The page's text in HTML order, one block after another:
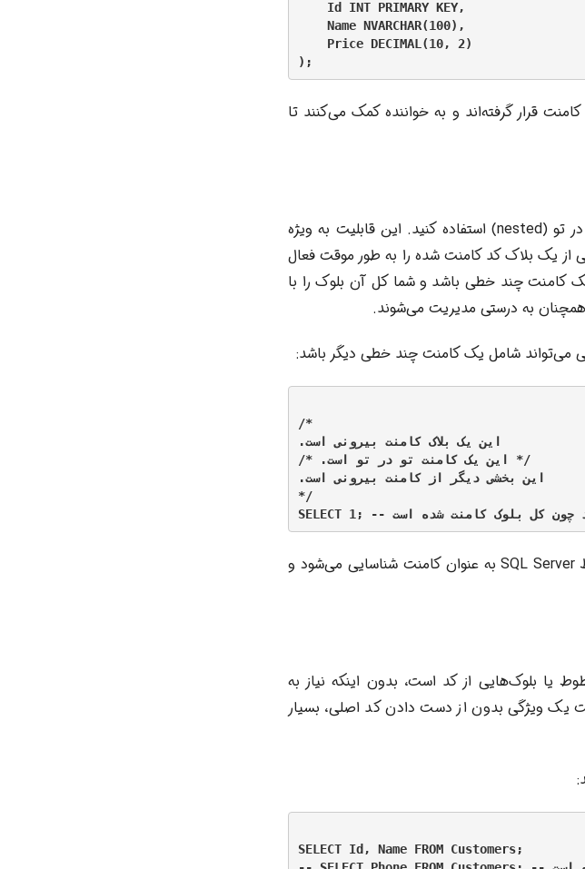
    Id INT PRIMARY KEY,
    Name NVARCHAR(100),
    Price DECIMAL(10, 2)
قرار گرفته‌اند و به خواننده کمک می‌کنند تا
در T-SQL، می‌توانید کامنت‌های چند خطی را به صورت تو در تو (nested) استفاده کنید. این قابلیت به ویژه
یک بلاک کد کامنت شده را به طور موقت فعال
کامنت چند خطی باشد و شما کل آن بلوک را با
به درستی مدیریت می‌شوند.
شامل یک کامنت چند خطی دیگر باشد:
/*
این یک بلاک کامنت بیرونی است.
/* این یک کامنت تو در تو است. */
این بخشی دیگر از کامنت بیرونی است.
*/
در این حالت، حتی با وجود کامنت تو در تو، کل بلوک توسط SQL Server به عنوان کامنت شناسایی می‌شود و
یا بلوک‌هایی از کد است، بدون اینکه نیاز به
ویژگی بدون از دست دادن کد اصلی، بسیار
SELECT Id, Name FROM Customers;